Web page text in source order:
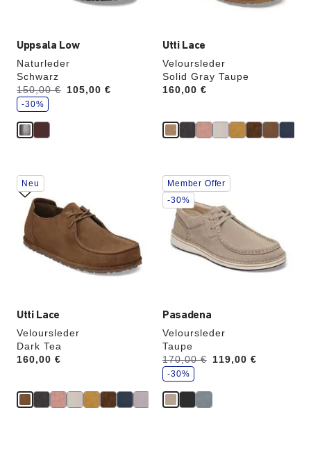
Uppsala Low
Naturleder
Schwarz
Vorher:
150,00 €
Jetzt 105,00 €
S
p
a
r
e
-30%
Utti Lace
Veloursleder
Solid Gray Taupe
Price:
160,00 €
Utti Lace
Veloursleder
Dark Tea
Price:
160,00 €
Durch
Anklicken
der
Farben
werden
die
Produktbilder
aktualisiert.
Neu
Pasadena
Veloursleder
Taupe
Vorher:
170,00 €
Jetzt 119,00 €
S
p
a
r
e
-30%
Durch
Anklicken
der
Farben
werden
die
Produktbilder
aktualisiert.
Member Offer
-30%